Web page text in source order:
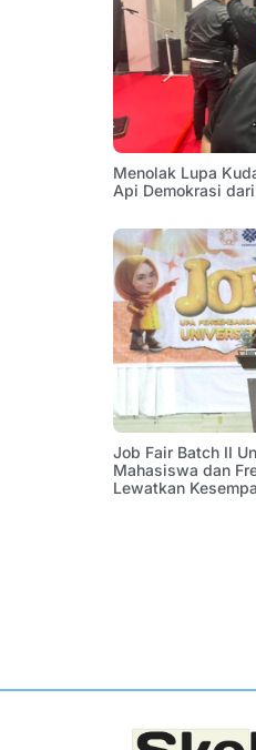
Menolak Lupa
Api Demokrasi
Job Fair Batch II
Mahasiswa dan
Lewatkan